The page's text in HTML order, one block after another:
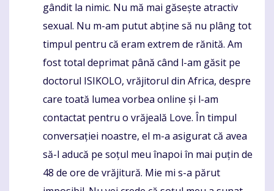
gândit la nimic. Nu mă mai găsește atractiv
sexual. Nu m-am putut abține să nu plâng tot
timpul pentru că eram extrem de rănită. Am
fost total deprimat până când l-am găsit pe
doctorul ISIKOLO, vrăjitorul din Africa, despre
care toată lumea vorbea online și l-am
contactat pentru o vrăjeală Love. În timpul
conversației noastre, el m-a asigurat că avea
să-l aducă pe soțul meu înapoi în mai puțin de
48 de ore de vrăjitură. Mie mi s-a părut